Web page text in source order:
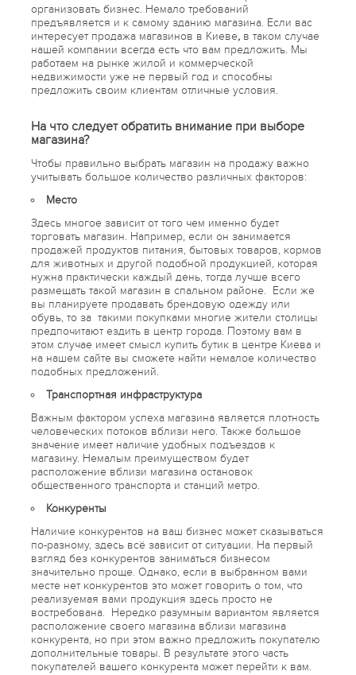
организовать бизнес. Немало требований
предъявляется и к самому зданию магазина. Если вас
интересует продажа магазинов в Киеве, в таком случае
нашей компании всегда есть что вам предложить. Мы
работаем на рынке жилой и коммерческой
недвижимости уже не первый год и способны
предложить своим клиентам отличные условия.
На что следует обратить внимание при выборе
магазина?
Чтобы правильно выбрать магазин на продажу важно
учитывать большое количество различных факторов:
Место
Здесь многое зависит от того чем именно будет
торговать магазин. Например, если он занимается
продажей продуктов питания, бытовых товаров, кормов
для животных и другой подобной продукцией, которая
нужна практически каждый день, тогда лучше всего
размещать такой магазин в спальном районе. Если же
вы планируете продавать брендовую одежду или
обувь, то за такими покупками многие жители столицы
предпочитают ездить в центр города. Поэтому вам в
этом случае имеет смысл купить бутик в центре Киева и
на нашем сайте вы сможете найти немалое количество
подобных предложений.
Транспортная инфраструктура
Важным фактором успеха магазина является плотность
человеческих потоков вблизи него. Также большое
значение имеет наличие удобных подъездов к
магазину. Немалым преимуществом будет
расположение вблизи магазина остановок
общественного транспорта и станций метро.
Конкуренты
Наличие конкурентов на ваш бизнес может сказываться
по-разному, здесь всё зависит от ситуации. На первый
взгляд без конкурентов заниматься бизнесом
значительно проще. Однако, если в выбранном вами
месте нет конкурентов это может говорить о том, что
реализуемая вами продукция здесь просто не
востребована. Нередко разумным вариантом является
расположение своего магазина вблизи магазина
конкурента, но при этом важно предложить покупателю
дополнительные товары. В результате этого часть
покупателей вашего конкурента может перейти к вам.